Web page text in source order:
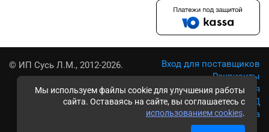
Мы используем файлы cookie для улучшения работы
сайта. Оставаясь на сайте, вы соглашаетесь с
использованием cookies.
© ИП Сусь Л.М., 2012-2026.
Вход для поставщиков
Реквизиты
Условия использования
Политика обработки ПД
Карта сайта